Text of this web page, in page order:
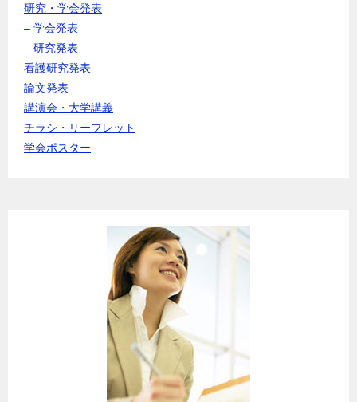
研究・学会発表
– 学会発表
– 研究発表
看護研究発表
論文発表
講演会・大学講義
チラシ・リーフレット
学会ポスター